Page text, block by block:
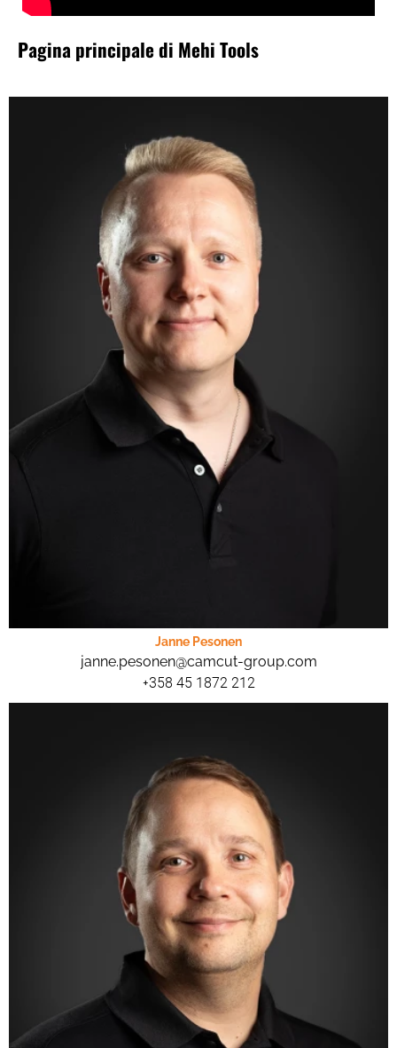
Pagina principale di Mehi Tools
Janne Pesonen
janne.pesonen@camcut-group.com
+358 45 1872 212